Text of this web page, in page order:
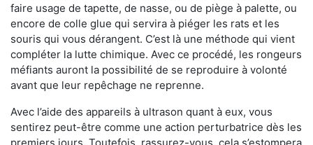
faire usage de tapette, de nasse, ou de piège à palette, ou
encore de colle glue qui servira à piéger les rats et les
souris qui vous dérangent. C’est là une méthode qui vient
compléter la lutte chimique. Avec ce procédé, les rongeurs
méfiants auront la possibilité de se reproduire à volonté
avant que leur repêchage ne reprenne.
Avec l’aide des appareils à ultrason quant à eux, vous
sentirez peut-être comme une action perturbatrice dès les
premiers jours. Toutefois, rassurez-vous, cela s’estompera